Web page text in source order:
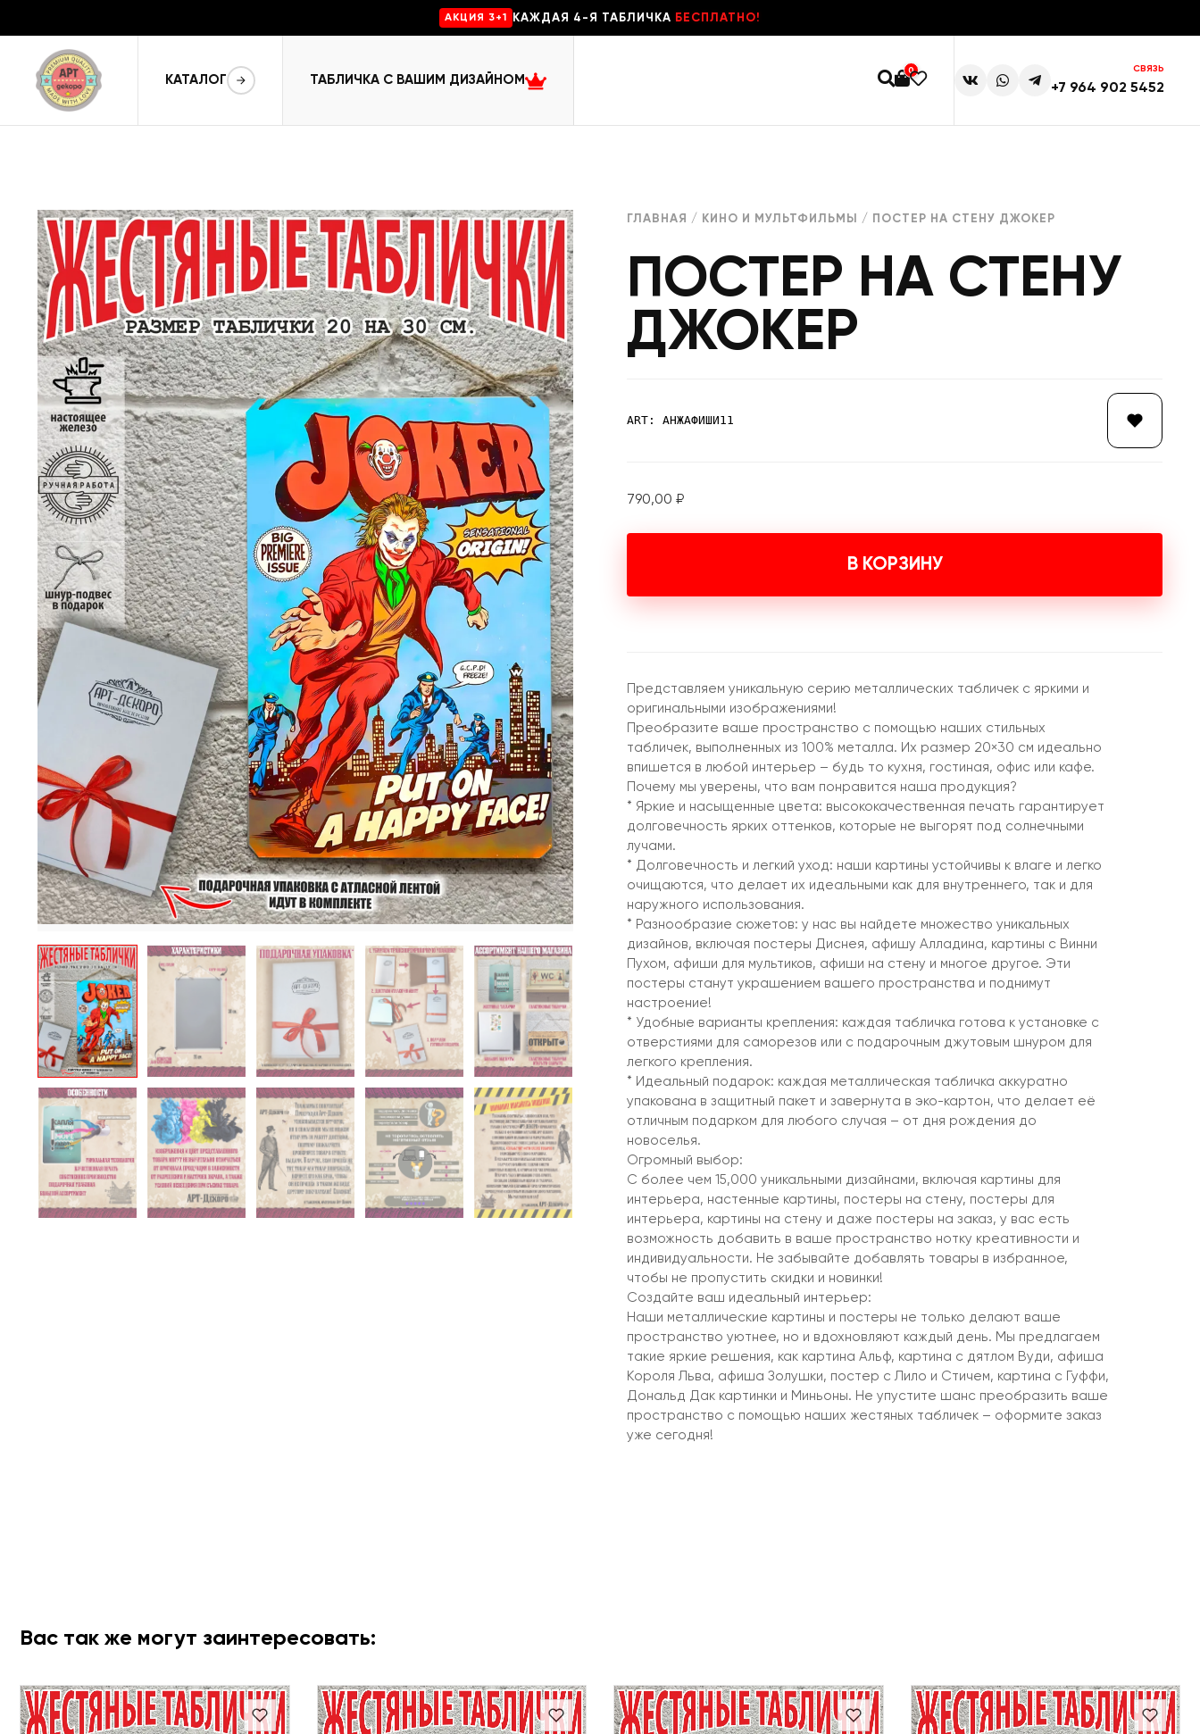
AKЦИЯ 3+1 КАЖДАЯ 4-Я ТАБЛИЧКА БЕСПЛАТНО!
КАТАЛОГ ТАБЛИЧКА С ВАШИМ ДИЗАЙНОМ
0 СВЯЗЬ
+7 964 902 5452
ГЛАВНАЯ / КИНО И МУЛЬТФИЛЬМЫ / ПОСТЕР НА СТЕНУ ДЖОКЕР
ПОСТЕР НА СТЕНУ
ДЖОКЕР
ART: АНЖАФИШИ11
790,00 ₽
В КОРЗИНУ
Представляем уникальную серию металлических табличек с яркими и
оригинальными изображениями!
Преобразите ваше пространство с помощью наших стильных
табличек, выполненных из 100% металла. Их размер 20×30 см идеально
впишется в любой интерьер – будь то кухня, гостиная, офис или кафе.
Почему мы уверены, что вам понравится наша продукция?
* Яркие и насыщенные цвета: высококачественная печать гарантирует
долговечность ярких оттенков, которые не выгорят под солнечными
лучами.
* Долговечность и легкий уход: наши картины устойчивы к влаге и легко
очищаются, что делает их идеальными как для внутреннего, так и для
наружного использования.
* Разнообразие сюжетов: у нас вы найдете множество уникальных
дизайнов, включая постеры Диснея, афишу Алладина, картины с Винни
Пухом, афиши для мультиков, афиши на стену и многое другое. Эти
постеры станут украшением вашего пространства и поднимут
настроение!
* Удобные варианты крепления: каждая табличка готова к установке с
отверстиями для саморезов или с подарочным джутовым шнуром для
легкого крепления.
* Идеальный подарок: каждая металлическая табличка аккуратно
упакована в защитный пакет и завернута в эко-картон, что делает её
отличным подарком для любого случая – от дня рождения до
новоселья.
Огромный выбор:
С более чем 15,000 уникальными дизайнами, включая картины для
интерьера, настенные картины, постеры на стену, постеры для
интерьера, картины на стену и даже постеры на заказ, у вас есть
возможность добавить в ваше пространство нотку креативности и
индивидуальности. Не забывайте добавлять товары в избранное,
чтобы не пропустить скидки и новинки!
Создайте ваш идеальный интерьер:
Наши металлические картины и постеры не только делают ваше
пространство уютнее, но и вдохновляют каждый день. Мы предлагаем
такие яркие решения, как картина Альф, картина с дятлом Вуди, афиша
Короля Льва, афиша Золушки, постер с Лило и Стичем, картина с Гуффи,
Дональд Дак картинки и Миньоны. Не упустите шанс преобразить ваше
пространство с помощью наших жестяных табличек – оформите заказ
уже сегодня!
Вас так же могут заинтересовать: